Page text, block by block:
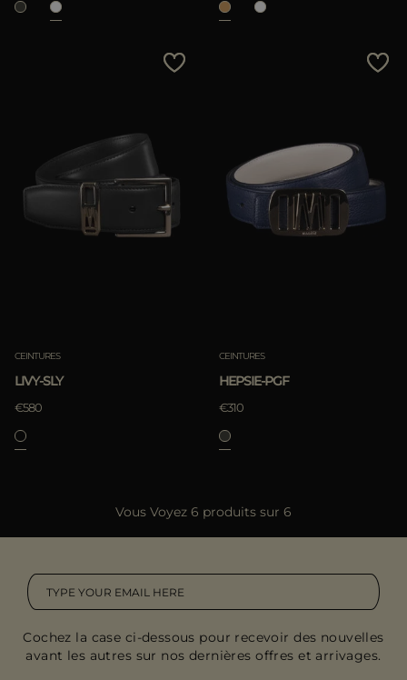
CEINTURES
LIVY-SLY
€580
CEINTURES
HEPSIE-PGF
€310
Vous Voyez 6 produits sur 6
Cochez la case ci-dessous pour recevoir des nouvelles
avant les autres sur nos dernières offres et arrivages.